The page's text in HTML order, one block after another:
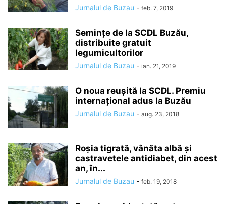
Jurnalul de Buzau - feb. 7, 2019
Semințe de la SCDL Buzău,
distribuite gratuit
legumicultorilor
Jurnalul de Buzau - ian. 21, 2019
O noua reușită la SCDL. Premiu
internațional adus la Buzău
Jurnalul de Buzau - aug. 23, 2018
Roşia tigrată, vânăta albă şi
castravetele antidiabet, din acest
an, în...
Jurnalul de Buzau - feb. 19, 2018